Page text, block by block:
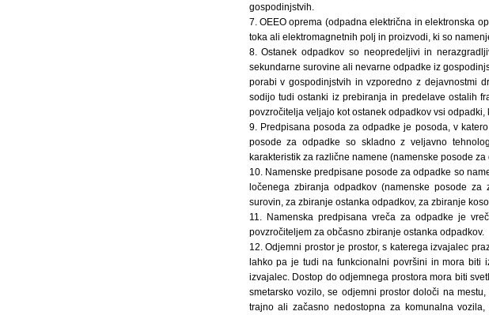
gospodinjstvih.
7. OEEO oprema (odpadna električna in elektronska
toka ali elektromagnetnih polj in proizvodi, ki so
8. Ostanek odpadkov so neopredeljivi in
sekundarne surovine ali nevarne odpadke iz
porabi v gospodinjstvih in vzporedno z dejavnostmi
sodijo tudi ostanki iz prebiranja in predelave ostalih
povzročitelja veljajo kot ostanek odpadkov vsi
9. Predpisana posoda za odpadke je posoda, v
posode za odpadke so skladno z veljavno
karakteristik za različne namene (namenske posode za
10. Namenske predpisane posode za odpadke so
ločenega zbiranja odpadkov (namenske posode
surovin, za zbiranje ostanka odpadkov, za zbiranje
11. Namenska predpisana vreča za odpadke je
povzročiteljem za občasno zbiranje ostanka odpadkov.
12. Odjemni prostor je prostor, s katerega izvajalec
lahko pa je tudi na funkcionalni površini in mora biti
izvajalec. Dostop do odjemnega prostora mora biti
smetarsko vozilo, se odjemni prostor določi na
trajno ali začasno nedostopna za komunalna